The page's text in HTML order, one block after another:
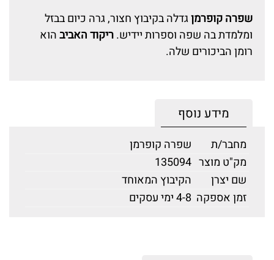
שפרה קופרמןגדלה בקיבוץ חצור, גרה כיום בבזל
ומלמדת בה שפה וספרות יידיש.ריקוד האביבהוא
רומן הביכורים שלה.
מידע נוסף
מחבר/ת
שפרה קופרמן
מק"ט מוצר 135094
שם יצרן
הקיבוץ המאוחד
זמן אספקה 4-8 ימי עסקים